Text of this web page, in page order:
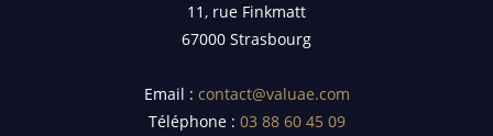
11, rue Finkmatt
67000 Strasbourg
Email : contact@valuae.com
Téléphone : 03 88 60 45 09